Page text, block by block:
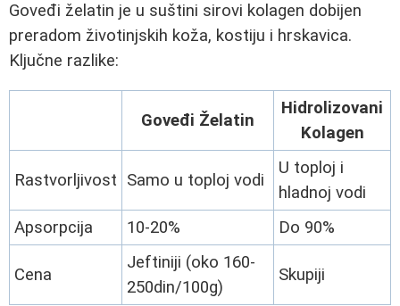
Goveđi želatin je u suštini sirovi kolagen dobijen
preradom životinjskih koža, kostiju i hrskavica.
Ključne razlike:
Goveđi Želatin
Hidrolizovani
Kolagen
Rastvorljivost Samo u toploj vodi
U toploj i
hladnoj vodi
Apsorpcija
10-20% Do 90%
Cena
Jeftiniji (oko 160-
250din/100g)
Skupiji